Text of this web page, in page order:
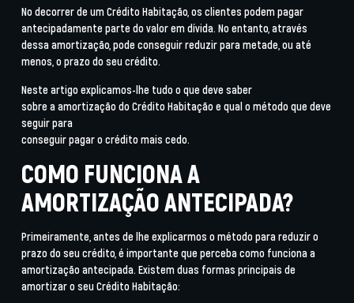
No decorrer de um Crédito Habitação, os clientes podem pagar
antecipadamente parte do valor em dívida. No entanto, através
dessa amortização, pode conseguir reduzir para metade, ou até
menos, o prazo do seu crédito.
Neste artigo explicamos-lhe tudo o que deve saber
sobre a amortização do Crédito Habitação e qual o método que deve
seguir para
conseguir pagar o crédito mais cedo.
COMO FUNCIONA A
AMORTIZAÇÃO ANTECIPADA?
Primeiramente, antes de lhe explicarmos o método para reduzir o
prazo do seu crédito, é importante que perceba como funciona a
amortização antecipada. Existem duas formas principais de
amortizar o seu Crédito Habitação: